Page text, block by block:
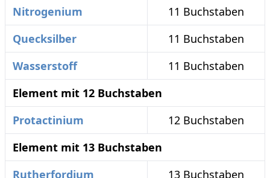
Nitrogenium
11 Buchstaben
Quecksilber
11 Buchstaben
Wasserstoff
11 Buchstaben
Element mit 12 Buchstaben
Protactinium
12 Buchstaben
Element mit 13 Buchstaben
Rutherfordium
13 Buchstaben